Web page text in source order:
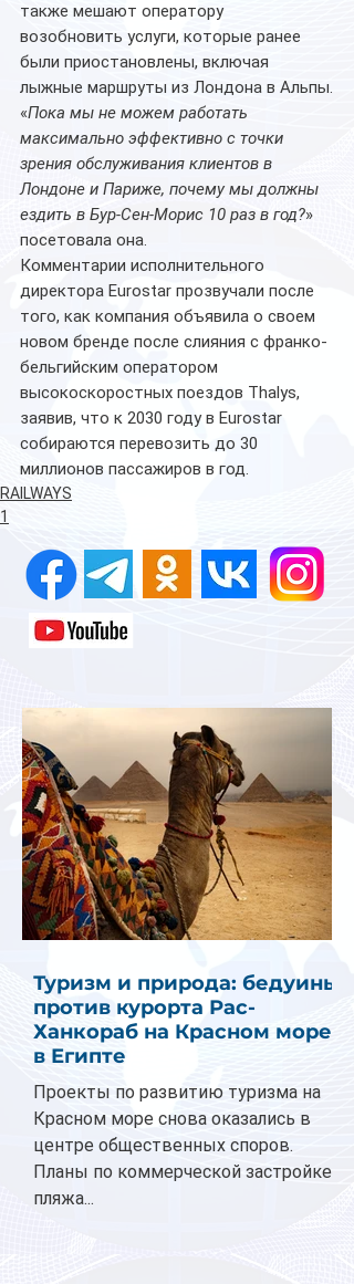
также мешают оператору
возобновить услуги, которые ранее
были приостановлены, включая
лыжные маршруты из Лондона в Альпы.
«Пока мы не можем работать
максимально эффективно с точки
зрения обслуживания клиентов в
Лондоне и Париже, почему мы должны
ездить в Бур-Сен-Морис 10 раз в год?»
посетовала она.
Комментарии исполнительного
директора Eurostar прозвучали после
того, как компания объявила о своем
новом бренде после слияния с франко-
бельгийским оператором
высокоскоростных поездов Thalys,
заявив, что к 2030 году в Eurostar
собираются перевозить до 30
миллионов пассажиров в год.
RAILWAYS
1
Туризм и природа: бедуины
против курорта Рас-
Ханкораб на Красном море
в Египте
Проекты по развитию туризма на
Красном море снова оказались в
центре общественных споров.
Планы по коммерческой застройке
пляжа...